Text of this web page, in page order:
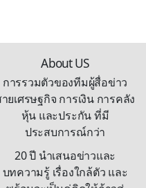
About US
การรวมตัวของทีมผู้สื่อข่าว
ยเศรษฐกิจ การเงิน การคลัง
หุ้น และประกัน ที่มี
ประสบการณ์กว่า
20 ปี นำเสนอข่าวและ
บทความรู้ เรื่องใกล้ตัว และ